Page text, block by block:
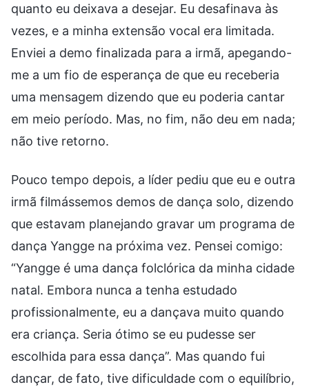
quanto eu deixava a desejar. Eu desafinava às
vezes, e a minha extensão vocal era limitada.
Enviei a demo finalizada para a irmã, apegando-
me a um fio de esperança de que eu receberia
uma mensagem dizendo que eu poderia cantar
em meio período. Mas, no fim, não deu em nada;
não tive retorno.
Pouco tempo depois, a líder pediu que eu e outra
irmã filmássemos demos de dança solo, dizendo
que estavam planejando gravar um programa de
dança Yangge na próxima vez. Pensei comigo:
“Yangge é uma dança folclórica da minha cidade
natal. Embora nunca a tenha estudado
profissionalmente, eu a dançava muito quando
era criança. Seria ótimo se eu pudesse ser
escolhida para essa dança”. Mas quando fui
dançar, de fato, tive dificuldade com o equilíbrio,